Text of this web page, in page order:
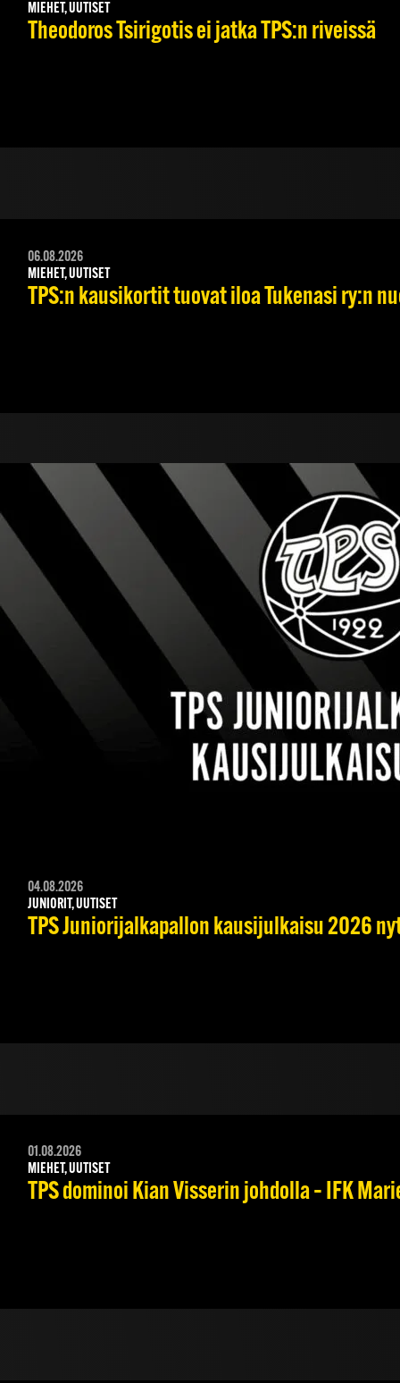
MIEHET, UUTISET
Theodoros Tsirigotis ei jatka TPS:n riveissä
06.08.2026
MIEHET, UUTISET
TPS:n kausikortit tuovat iloa Tukenasi ry:n
04.08.2026
JUNIORIT, UUTISET
TPS Juniorijalkapallon kausijulkaisu 2026
01.08.2026
MIEHET, UUTISET
TPS dominoi Kian Visserin johdolla – IFK